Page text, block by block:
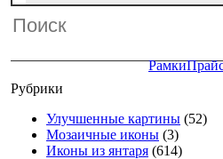
Рамки
Рубрики
Улучшенные картины (52)
Мозаичные иконы (3)
Иконы из янтаря (614)